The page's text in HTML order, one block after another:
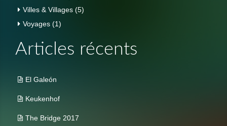
Villes & Villages (5)
Voyages (1)
Articles récents
El Galeón
Keukenhof
The Bridge 2017